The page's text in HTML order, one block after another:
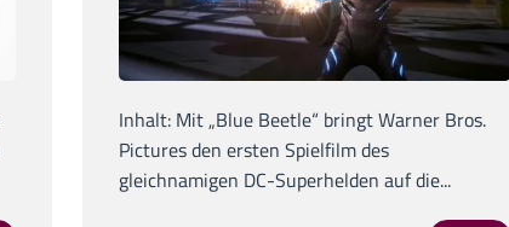
Inhalt: Mit „Blue Beetle“ bringt Warner Bros.
Pictures den ersten Spielfilm des
gleichnamigen DC-Superhelden auf die...